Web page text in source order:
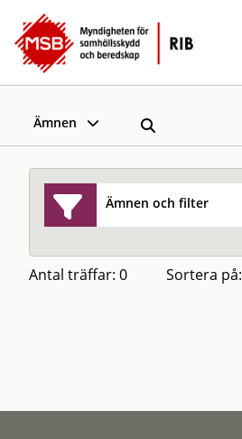
Ämnen
Ämnen och filter
Antal träffar: 0 Sortera på: